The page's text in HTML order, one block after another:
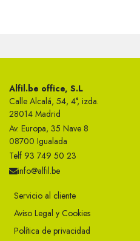
Alfil.be office, S.L
Calle Alcalá, 54, 4°, izda.
28014 Madrid
Av. Europa, 35 Nave 8
08700 Igualada
Telf 93 749 50 23
info@alfil.be
Servicio al cliente
Aviso Legal y Cookies
Política de privacidad